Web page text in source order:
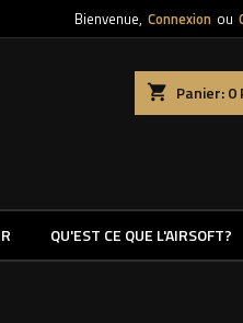
Bienvenue, Connexion ou
shopping_cart Panier:0
QU'EST CE QUE L'AIRSOFT?